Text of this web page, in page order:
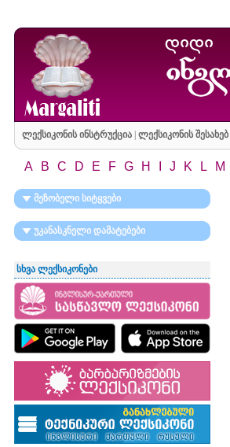
ლექსიკონის ინსტრუქცია| ლექსიკონის შესახებ|
A B C D E F G H J K L M
მეზობელი სიტყვები
უკანასკნელი დამატებები
სხვა ლექსიკონები